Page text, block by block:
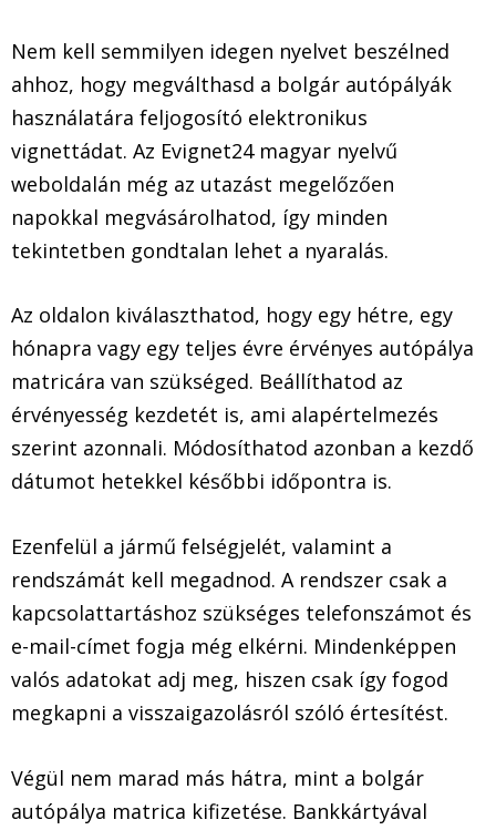
Nem kell semmilyen idegen nyelvet beszélned
ahhoz, hogy megválthasd a bolgár autópályák
használatára feljogosító elektronikus
vignettádat. Az Evignet24 magyar nyelvű
weboldalán még az utazást megelőzően
napokkal megvásárolhatod, így minden
tekintetben gondtalan lehet a nyaralás.
Az oldalon kiválaszthatod, hogy egy hétre, egy
hónapra vagy egy teljes évre érvényes autópálya
matricára van szükséged. Beállíthatod az
érvényesség kezdetét is, ami alapértelmezés
szerint azonnali. Módosíthatod azonban a kezdő
dátumot hetekkel későbbi időpontra is.
Ezenfelül a jármű felségjelét, valamint a
rendszámát kell megadnod. A rendszer csak a
kapcsolattartáshoz szükséges telefonszámot és
e-mail-címet fogja még elkérni. Mindenképpen
valós adatokat adj meg, hiszen csak így fogod
megkapni a visszaigazolásról szóló értesítést.
Végül nem marad más hátra, mint a bolgár
autópálya matrica kifizetése. Bankkártyával